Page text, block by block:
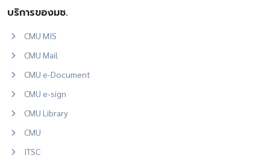
บริการของมช.
CMU MIS
CMU Mail
CMU e-Document
CMU e-sign
CMU Library
CMU
ITSC